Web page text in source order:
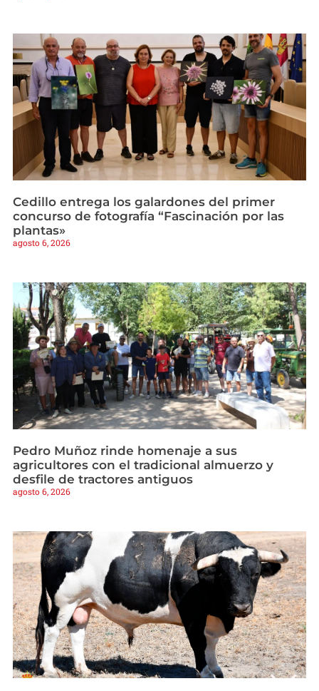
Cedillo entrega los galardones del primer
concurso de fotografía “Fascinación por las
plantas»
agosto 6, 2026
Pedro Muñoz rinde homenaje a sus
agricultores con el tradicional almuerzo y
desfile de tractores antiguos
agosto 6, 2026